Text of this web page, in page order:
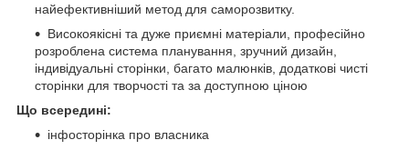
найефективніший метод для саморозвитку.
Високоякісні та дуже приємні матеріали, професійно
розроблена система планування, зручний дизайн,
індивідуальні сторінки, багато малюнків, додаткові чисті
сторінки для творчості та за доступною ціною
Що всередині:
інфосторінка про власника